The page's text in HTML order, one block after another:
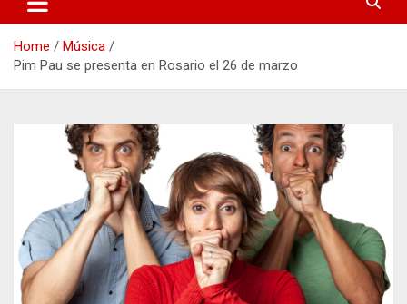
Home
Música
Pim Pau se presenta en Rosario el 26 de marzo